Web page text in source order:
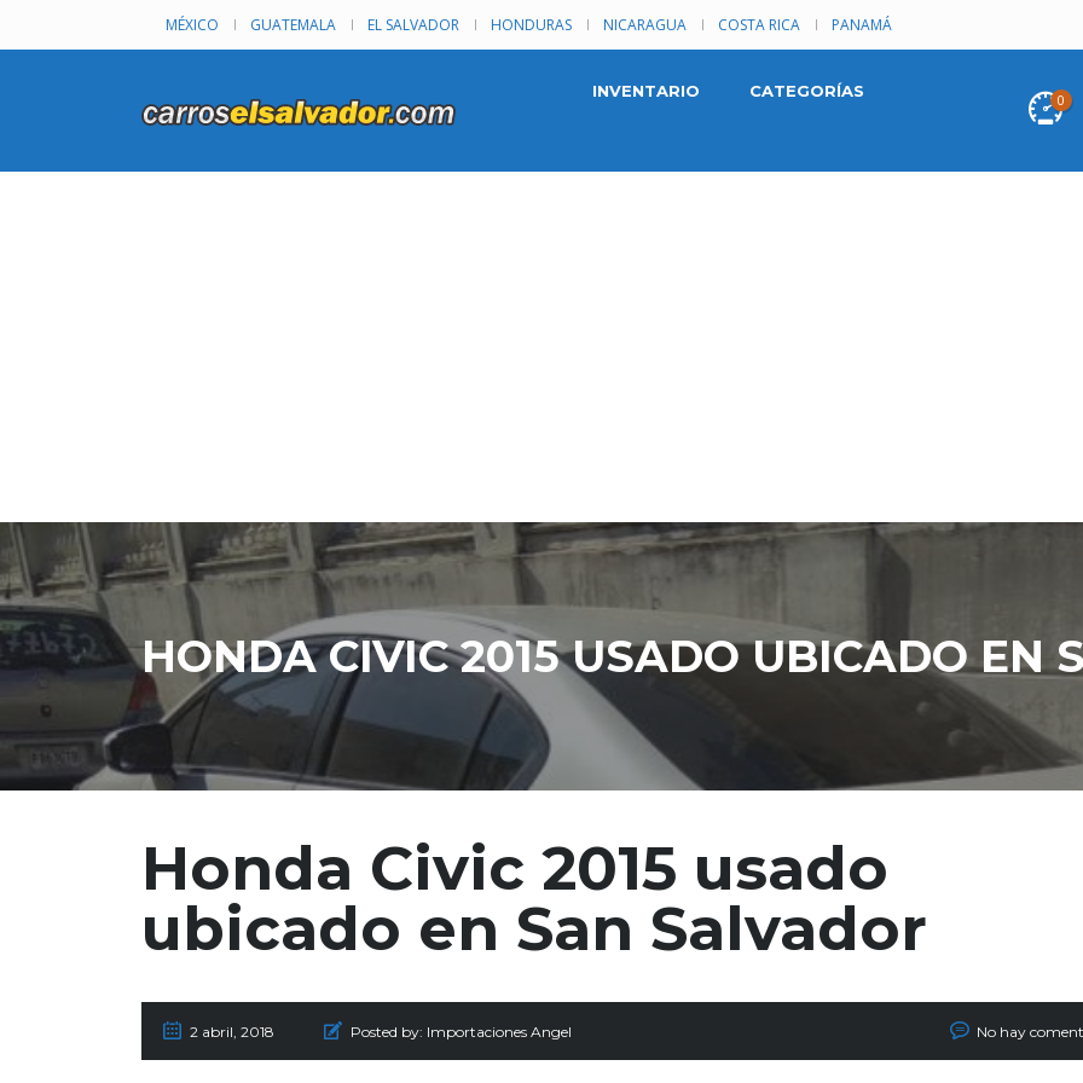
MÉXICO GUATEMALA EL SALVADOR HONDURAS NICARAGUA COSTA RICA PANAMÁ
0
INVENTARIO CATEGORÍAS
HONDA CIVIC 2015 USADO UBICADO EN
Honda Civic 2015 usado
ubicado en San Salvador
2 abril, 2018 Posted by: Importaciones Angel No hay